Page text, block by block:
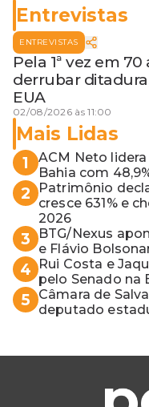
Entrevistas
ENTREVISTAS
Pela 1ª vez em
derrubar
EUA
02/08/2026 às 11:00
Mais Lidas
1
ACM Neto
Bahia com
2
Patrimônio
cresce 631% e
2026
3
BTG/Nexus
e Flávio
4
Rui Costa e
pelo Senado na
5
Câmara de
deputado